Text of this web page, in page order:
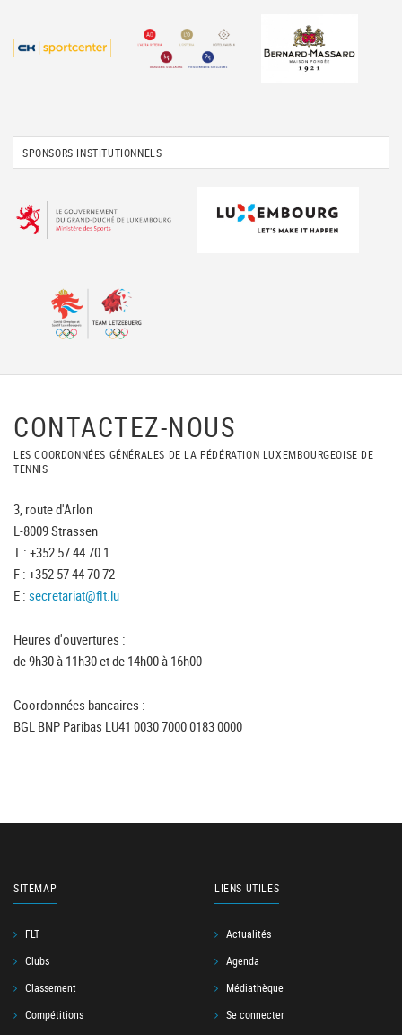
SPONSORS INSTITUTIONNELS
CONTACTEZ-NOUS
LES COORDONNÉES GÉNÉRALES DE LA FÉDÉRATION LUXEMBOURGEOISE DE
TENNIS
3, route d'Arlon
L-8009 Strassen
T : +352 57 44 70 1
F : +352 57 44 70 72
E : secretariat@flt.lu
Heures d'ouvertures :
de 9h30 à 11h30 et de 14h00 à 16h00
Coordonnées bancaires :
BGL BNP Paribas LU41 0030 7000 0183 0000
SITEMAP
FLT
Clubs
Classement
Compétitions
LIENS UTILES
Actualités
Agenda
Médiathèque
Se connecter